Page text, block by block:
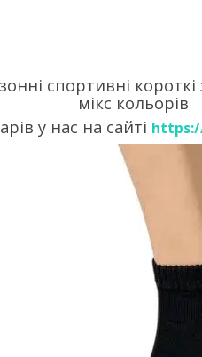
спортивні
мікс кольорів
у нас на сайті